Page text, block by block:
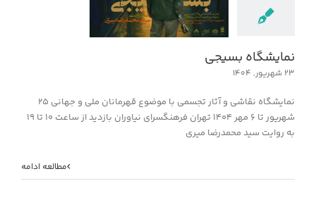
نمایشگاه بسیجی
۲۳ شهریور, ۱۴۰۴
نمایشگاه نقاشی و آثار تجسمی با موضوع قهرمانان ملی و جهانی ۲۵
شهریور تا ۶ مهر ۱۴۰۴ تهران فرهنگسرای نیاوران بازدید از ساعت ۱۰ تا ۱۹
به روایت سید محمدرضا میری
مطالعه ادامه